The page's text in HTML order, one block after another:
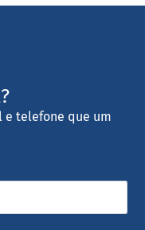
e telefone que um